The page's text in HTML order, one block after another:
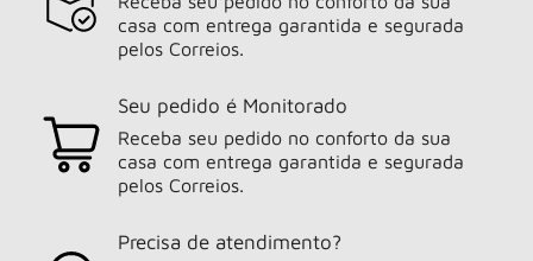
casa com entrega garantida e segurada
pelos Correios.
Seu pedido é Monitorado
Receba seu pedido no conforto da sua
casa com entrega garantida e segurada
pelos Correios.
Precisa de atendimento?